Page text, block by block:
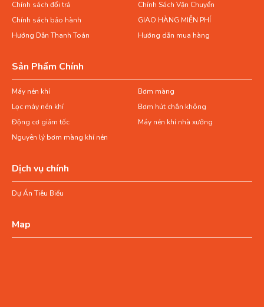
Chính sách đổi trả
Chính Sách Vận Chuyển
Chính sách bảo hành
GIAO HÀNG MIỄN PHÍ
Hướng Dẫn Thanh Toán
Hướng dẫn mua hàng
Sản Phẩm Chính
Máy nén khí
Bơm màng
Lọc máy nén khí
Bơm hút chân không
Động cơ giảm tốc
Máy nén khí nhà xưởng
Nguyên lý bơm màng khí nén
Dịch vụ chính
Dự Án Tiêu Biểu
Map